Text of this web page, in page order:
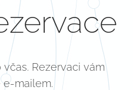
Rezervaci vám
mailem.